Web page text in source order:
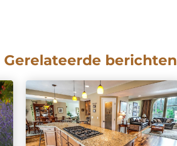
Gerelateerde berichten